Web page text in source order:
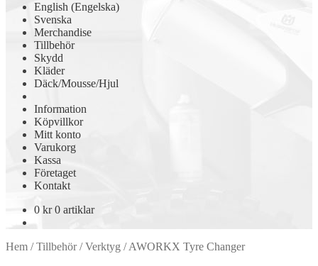
English (Engelska)
Svenska
Merchandise
Tillbehör
Skydd
Kläder
Däck/Mousse/Hjul
Information
Köpvillkor
Mitt konto
Varukorg
Kassa
Företaget
Kontakt
0 kr 0 artiklar
Hem /Tillbehör/Verktyg /AWORKX Tyre Changer